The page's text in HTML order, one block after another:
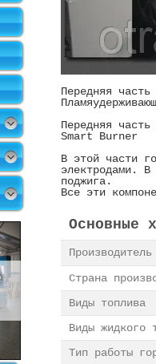
Передняя
Передняя
Smart Burner
В этой части
электродами. В
поджига.
Все эти
Основные
Производитель
Страна
Виды топлива
Виды жидкого
Тип работы